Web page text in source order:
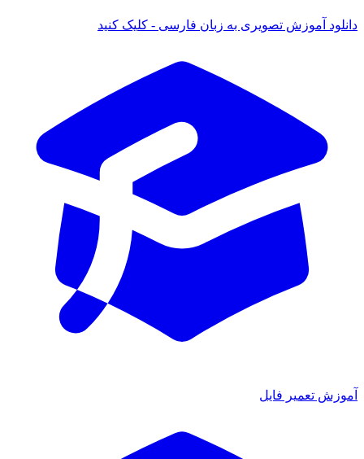
دانلود آموزش تصویری به زبان فارسی - کلیک کنید
آموزش تعمیر فایل